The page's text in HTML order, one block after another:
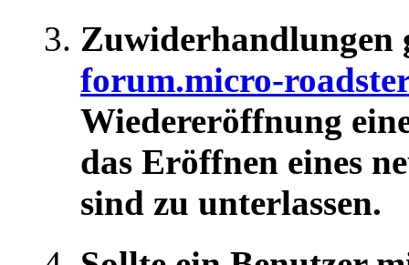
Zuwiderhandlungen
forum.micro-
Wiedereröffnung
das Eröffnen eines
sind zu unterlassen.